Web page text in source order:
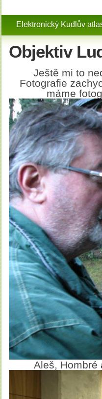
Elektronický Kudlův
Objektiv
Ještě mi to
Fotografie
máme
Aleš, Hombré